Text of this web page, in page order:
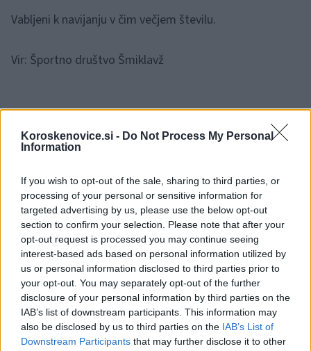
Koroskenovice.si - Do Not Process My Personal
Information
If you wish to opt-out of the sale, sharing to third parties, or
processing of your personal or sensitive information for
targeted advertising by us, please use the below opt-out
section to confirm your selection. Please note that after your
opt-out request is processed you may continue seeing
interest-based ads based on personal information utilized by
us or personal information disclosed to third parties prior to
your opt-out. You may separately opt-out of the further
disclosure of your personal information by third parties on the
IAB’s list of downstream participants. This information may
also be disclosed by us to third parties on the IAB’s List of
Downstream Participants that may further disclose it to other
Vabljeni k navijanju v čim večjem številu.
Vir: Športno društvo Šmiklavž
sovraštva, nasilja ali nestrpnosti. Komentarji z žaljivimi,
rasističnimi, diskriminatornimi ali nezakonitimi vsebinami bodo
odstranjeni. Pravila komentiranja →
Občine: Slovenj Gradec